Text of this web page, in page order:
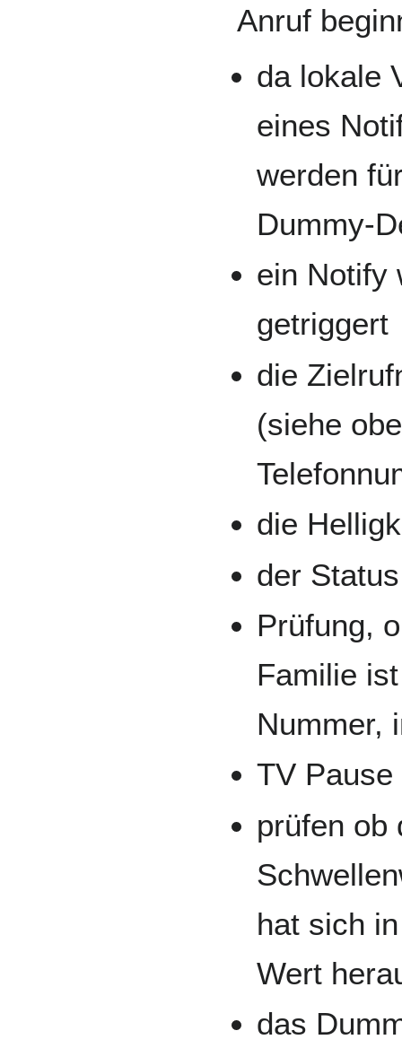
Anruf
da lokale
eines
werden
Dummy-
ein Notify
getriggert
die
(siehe
die
der
Prüfung,
Familie
Nummer,
TV
prüfen ob
hat sich
Wert
das